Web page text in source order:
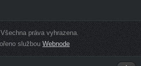
práva vyhrazena.
službou Webnode